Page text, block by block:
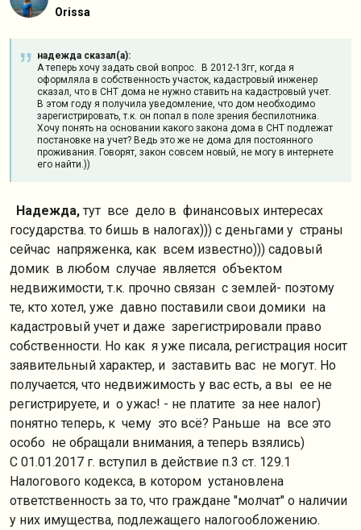
Orissa
надежда сказал(а):
А теперь хочу задать свой вопрос. В 2012-13гг, когда я
оформляла в собственность участок, кадастровый инженер
сказал, что в СНТ дома не нужно ставить на кадастровый учет.
В этом году я получила уведомление, что дом необходимо
зарегистрировать, т.к. он попал в поле зрения беспилотника.
Хочу понять на основании какого закона дома в СНТ подлежат
постановке на учет? Ведь это же не дома для постоянного
проживания. Говорят, закон совсем новый, не могу в интернете
его найти.))
Надежда, тут все дело в финансовых интересах
государства. то бишь в налогах))) с деньгами у страны
сейчас напряженка, как всем известно))) садовый
домик в любом случае является объектом
недвижимости, т.к. прочно связан с землей- поэтому
те, кто хотел, уже давно поставили свои домики на
кадастровый учет и даже зарегистрировали право
собственности. Но как я уже писала, регистрация носит
заявительный характер, и заставить вас не могут. Но
получается, что недвижимость у вас есть, а вы ее не
регистрируете, и о ужас! - не платите за нее налог)
понятно теперь, к чему это всё? Раньше на все это
особо не обращали внимания, а теперь взялись)
С 01.01.2017 г. вступил в действие п.3 ст. 129.1
Налогового кодекса, в котором установлена
ответственность за то, что граждане "молчат" о наличии
у них имущества, подлежащего налогообложению.